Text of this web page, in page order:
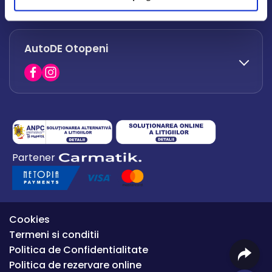
office.afumati@autode.ro
0730 063 852
0730 063 851
AutoDE Otopeni
0754 649 360
office.premium@autode.ro
Partener
Cookies
Termeni si conditii
Politica de Confidentialitate
Politica de rezervare online